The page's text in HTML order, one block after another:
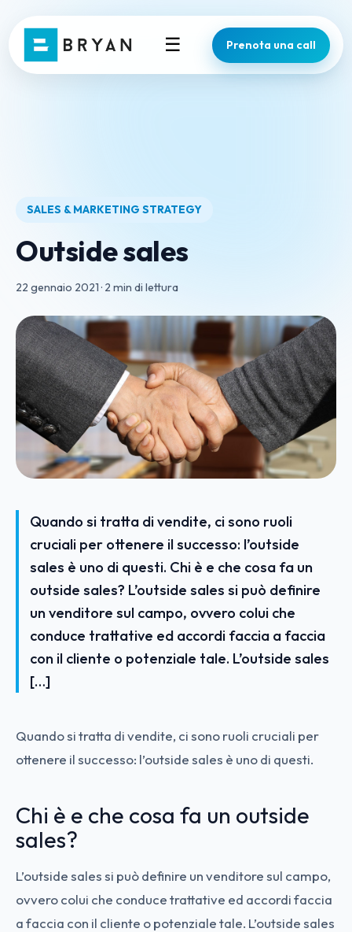
☰ Prenota una call
SALES & MARKETING STRATEGY
Outside sales
22 gennaio 2021 · 2 min di lettura
Quando si tratta di vendite, ci sono ruoli
cruciali per ottenere il successo: l’outside
sales è uno di questi. Chi è e che cosa fa un
outside sales? L’outside sales si può definire
un venditore sul campo, ovvero colui che
conduce trattative ed accordi faccia a faccia
con il cliente o potenziale tale. L’outside sales
[…]
Quando si tratta di vendite, ci sono ruoli cruciali per
ottenere il successo: l’outside sales è uno di questi.
Chi è e che cosa fa un outside
sales?
L’outside sales si può definire un venditore sul campo,
ovvero colui che conduce trattative ed accordi faccia
a faccia con il cliente o potenziale tale. L’outside sales